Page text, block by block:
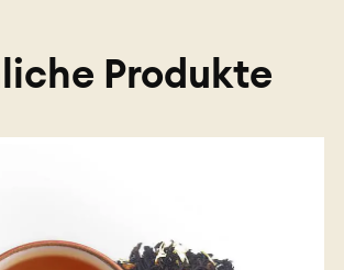
Produkte